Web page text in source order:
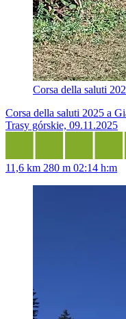
Corsa della saluti
Corsa della saluti 2025 a
Trasy górskie, 09.11.2025
11,6 km 280 m 02:14 h:m